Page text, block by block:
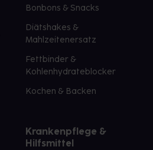
Bonbons & Snacks
Diätshakes &
Mahlzeitenersatz
Fettbinder &
Kohlenhydrateblocker
Kochen & Backen
Krankenpflege &
Hilfsmittel